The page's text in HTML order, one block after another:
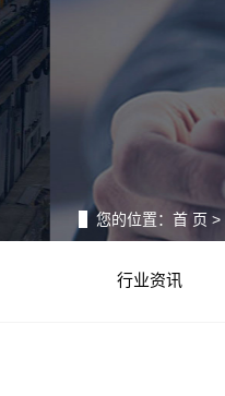
您的位置： 首 页 >
行业资讯